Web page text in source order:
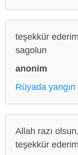
teşekkür
sagolun
anonim
Rüyada
Allah razı
teşekkür ederim